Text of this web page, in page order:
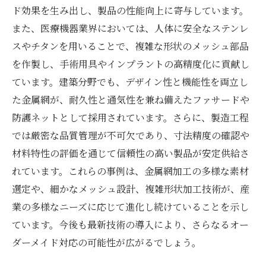
ド効果を生み出し、製品の性能向上に寄与しています。
また、医療機器業界においては、人体に安全なステンレ
スやチタンを用いることで、複雑な形状のメッシュ部品
を作製し、手術用具やインプラントの高精度化に貢献し
ています。建築分野でも、デザイン性と機能性を両立し
た金属網が、耐久性と通気性を兼ね備えたファサードや
防護ネットとして採用されています。さらに、製造工程
では厳密な品質管理が不可欠であり、寸法精度の確認や
材料特性の評価を通じて信頼性の高い製品が安定供給さ
れています。これらの事例は、金属網加工の多様な素材
選定や、細かなメッシュ設計、複雑形状加工技術が、産
業の多様なニーズに応じて進化し続けていることを示し
ています。今後も最新技術の導入により、さらなるオー
ダーメイド対応の可能性が広がるでしょう。